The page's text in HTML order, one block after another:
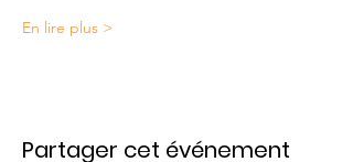
En lire plus >
Partager cet événement